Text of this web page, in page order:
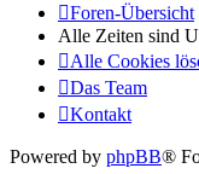
Foren-Übersicht
Alle Zeiten sind
Alle Cookies
Das Team
Kontakt
Powered by phpBB®